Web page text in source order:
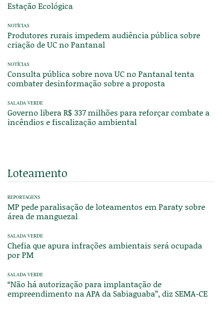
Estação Ecológica
NOTÍCIAS
Produtores rurais impedem audiência pública sobre
criação de UC no Pantanal
NOTÍCIAS
Consulta pública sobre nova UC no Pantanal tenta
combater desinformação sobre a proposta
SALADA VERDE
Governo libera R$ 337 milhões para reforçar combate a
incêndios e fiscalização ambiental
Loteamento
REPORTAGENS
MP pede paralisação de loteamentos em Paraty sobre
área de manguezal
SALADA VERDE
Chefia que apura infrações ambientais será ocupada
por PM
SALADA VERDE
“Não há autorização para implantação de
empreendimento na APA da Sabiaguaba”, diz SEMA-CE